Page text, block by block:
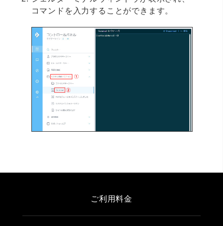
コマンドを入力することができます。
ご利用料金